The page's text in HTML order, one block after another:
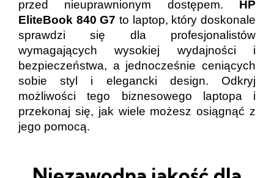
przed nieuprawnionym dostępem. HP
EliteBook 840 G7 to laptop, który doskonale
sprawdzi się dla profesjonalistów
wymagających wysokiej wydajności i
bezpieczeństwa, a jednocześnie ceniących
sobie styl i elegancki design. Odkryj
możliwości tego biznesowego laptopa i
przekonaj się, jak wiele możesz osiągnąć z
jego pomocą.